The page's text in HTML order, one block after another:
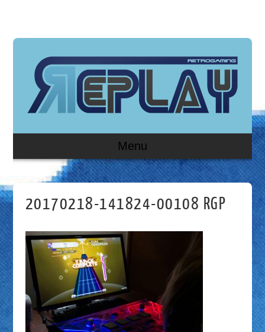
Menu
20170218-141824-00108 RGP